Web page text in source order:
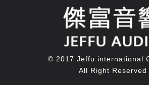
© 2017 Jeffu international
All Right Reserved